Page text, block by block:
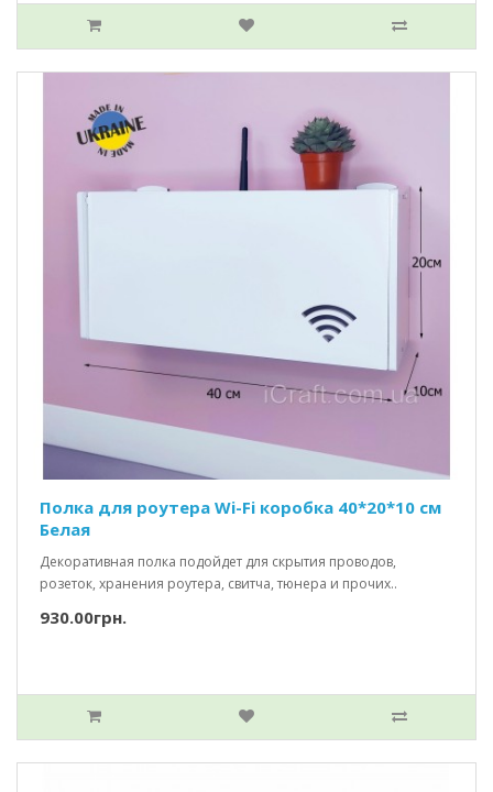
Полка для роутера Wi-Fi коробка 40*20*10 см
Белая
Декоративная полка подойдет для скрытия проводов,
розеток, хранения роутера, свитча, тюнера и прочих..
930.00грн.